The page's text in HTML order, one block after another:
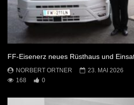
FF-Eisenerz neues Rüsthaus und
NORBERT ORTNER
23. MAI 2026
168
0